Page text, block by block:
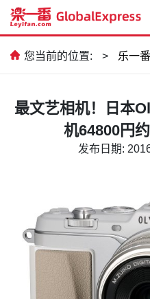
您当前的位置: > 乐一番
最文艺相机！日本
机64800円
发布日期: